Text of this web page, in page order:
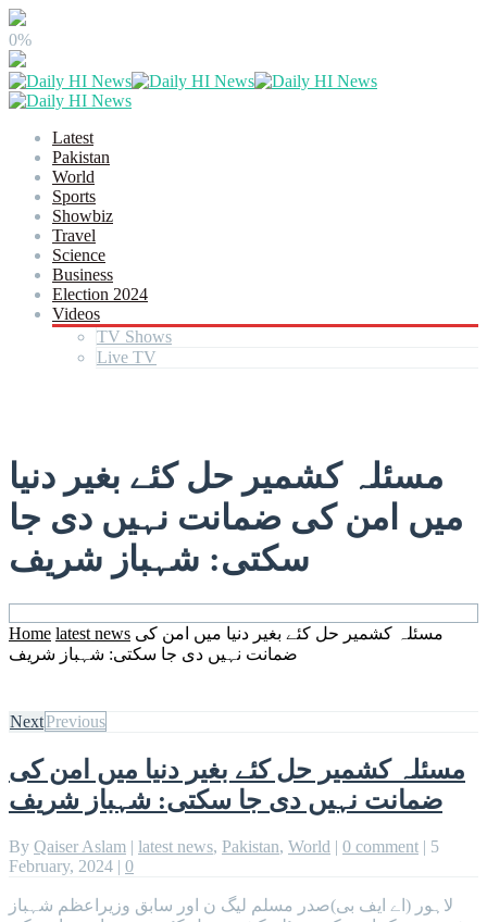
0%
Latest
Pakistan
World
Sports
Showbiz
Travel
Science
Business
Election 2024
Videos
TV Shows
Live TV
مسئلہ کشمیر حل کئے بغیر دنیا
میں امن کی ضمانت نہیں دی جا
سکتی: شہباز شریف
Home latest news مسئلہ کشمیر حل کئے بغیر دنیا میں امن کی
ضمانت نہیں دی جا سکتی: شہباز شریف
NextPrevious
مسئلہ کشمیر حل کئے بغیر دنیا میں امن کی
ضمانت نہیں دی جا سکتی: شہباز شریف
By Qaiser Aslam | latest news, Pakistan, World | 0 comment | 5
February, 2024 | 0
لاہور (اے ایف بی)صدر مسلم لیگ ن اور سابق وزیراعظم شہباز